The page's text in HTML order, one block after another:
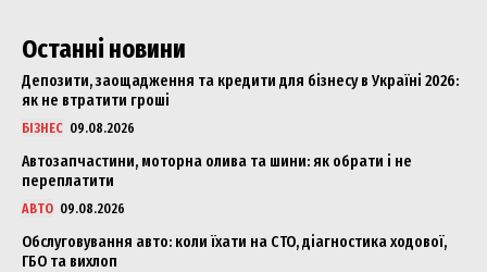
Останні новини
Депозити, заощадження та кредити для бізнесу в Україні 2026:
як не втратити гроші
БІЗНЕС 09.08.2026
Автозапчастини, моторна олива та шини: як обрати і не
переплатити
АВТО 09.08.2026
Обслуговування авто: коли їхати на СТО, діагностика ходової,
ГБО та вихлоп